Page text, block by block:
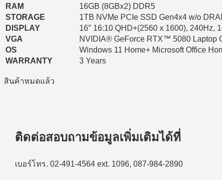
RAM
16GB (8GBx2) DDR5
STORAGE
1TB NVMe PCIe SSD Gen4x4 w/o
DISPLAY
16″ 16:10 QHD+(2560 x 1600), 240Hz,
VGA
NVIDIA® GeForce RTX™ 5080 Laptop
OS
Windows 11 Home+ Microsoft Office
WARRANTY
3 Years
สินค้าหมดแล้ว
ติดต่อสอบถามข้อมูลเพิ่มเติมได้ที่
เบอร์โทร. 02-491-4564 ext. 1096, 087-984-2890